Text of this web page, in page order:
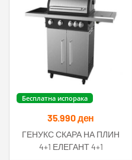
Бесплатна испорака
35.990ден
ГЕНУКС СКАРА НА ПЛИН
4+1 ЕЛЕГАНТ 4+1